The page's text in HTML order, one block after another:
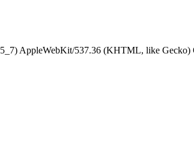
AppleWebKit/537.36 (KHTML, like Gecko)